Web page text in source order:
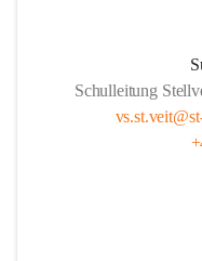
Schulleitung